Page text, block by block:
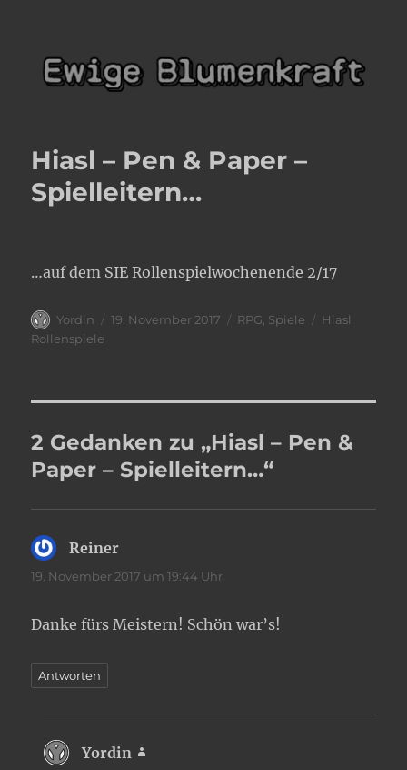
Ewige Blumenkraft
Hiasl – Pen & Paper –
Spielleitern…
…auf dem SIE Rollenspielwochenende 2/17
Autor
Yordin
Veröffentlicht
19. November 2017 Kategorien
RPG Spiele Schlagwörter
Hiasl
Rollenspiele
2 Gedanken zu „Hiasl – Pen &
Paper – Spielleitern…“
Reiner
19. November 2017 um 19:44 Uhr
Danke fürs Meistern! Schön war’s!
Antworten
Yordin